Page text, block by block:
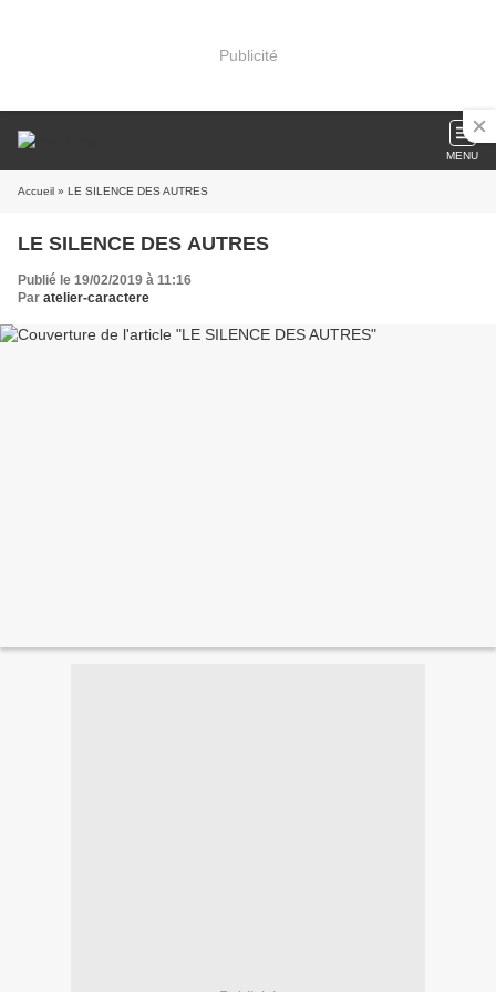
Publicité
MENU
Accueil » LE SILENCE DES AUTRES
LE SILENCE DES AUTRES
Publié le 19/02/2019 à 11:16
Par atelier-caractere